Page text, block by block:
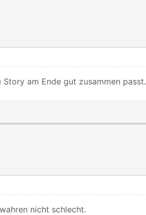
am Ende gut zusammen passt.
nicht schlecht.